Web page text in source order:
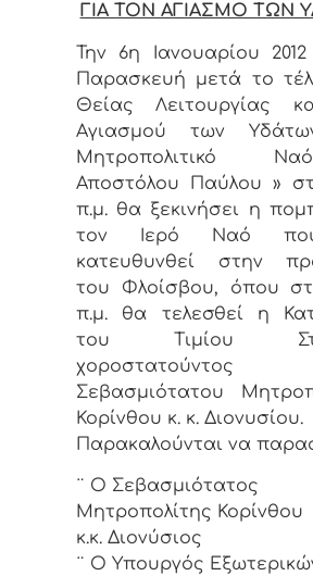
ΓΙΑ ΤΟΝ ΑΓΙΑΣΜΟ ΤΩΝ
Την 6η Ιανουαρίου
Παρασκευή μετά το
Θείας Λειτουργίας
Αγιασμού των
Μητροπολιτικό
Αποστόλου Παύλου »
π.μ. θα ξεκινήσει η
τον Ιερό Ναό
κατευθυνθεί στην
του Φλοίσβου, όπου
π.μ. θα τελεσθεί η
του Τιμίου
Σεβασμιότατου
Κορίνθου κ. κ. Διονυσίου.
Παρακαλούνται να
¨ Ο Σεβασμιότατος
Μητροπολίτης Κορίνθου
κ.κ. Διονύσιος
¨ Ο Υπουργός